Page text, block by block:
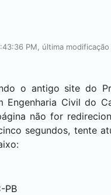
PM, última
o antigo site do
Engenharia Civil do
não for
segundos, tente
PB